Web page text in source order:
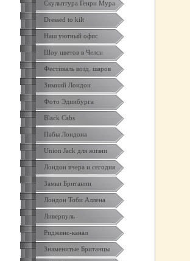
Скульптура Генри Мура
Dressed to kilt
Наш уютный офис
Шоу цветов в Челси
Фестиваль возд. шаров
Зимний Лондон
Фото Эдинбурга
Black Cabs
Пабы Лондона
Union Jack для жизни
Лондон вчера и сегодня
Замки Британии
Лондон Тоби Аллена
Ливерпуль
Ридженс-канал
Знаменитые Британцы